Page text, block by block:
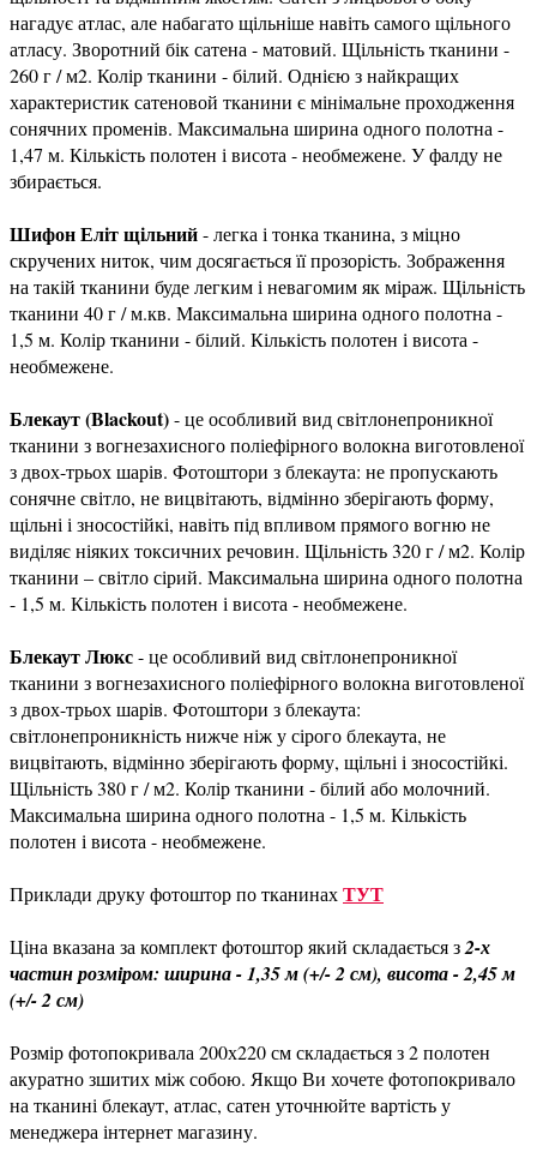
нагадує атлас, але набагато щільніше навіть самого щільного
атласу. Зворотний бік сатена - матовий. Щільність тканини -
260 г / м2. Колір тканини - білий. Однією з найкращих
характеристик сатеновой тканини є мінімальне проходження
сонячних променів. Максимальна ширина одного полотна -
1,47 м. Кількість полотен і висота - необмежене. У фалду не
збирається.
Шифон Еліт щільний- легка і тонка тканина, з міцно
скручених ниток, чим досягається її прозорість. Зображення
на такій тканини буде легким і невагомим як міраж. Щільність
тканини 40 г / м.кв. Максимальна ширина одного полотна -
1,5 м. Колір тканини - білий. Кількість полотен і висота -
необмежене.
Блекаут (Blackout)- це особливий вид світлонепроникної
тканини з вогнезахисного поліефірного волокна виготовленої
з двох-трьох шарів. Фотоштори з блекаута: не пропускають
сонячне світло, не вицвітають, відмінно зберігають форму,
щільні і зносостійкі, навіть під впливом прямого вогню не
виділяє ніяких токсичних речовин. Щільність 320 г / м2. Колір
тканини – світло сірий. Максимальна ширина одного полотна
- 1,5 м. Кількість полотен і висота - необмежене.
Блекаут Люкс- це особливий вид світлонепроникної
тканини з вогнезахисного поліефірного волокна виготовленої
з двох-трьох шарів. Фотоштори з блекаута:
світлонепроникність нижче ніж у сірого блекаута, не
вицвітають, відмінно зберігають форму, щільні і зносостійкі.
Щільність 380 г / м2. Колір тканини - білий або молочний.
Максимальна ширина одного полотна - 1,5 м. Кількість
полотен і висота - необмежене.
Приклади друку фотоштор по тканинахТУТ
Ціна вказана за комплект фотоштор який складається з2-х
частин розміром: ширина - 1,35 м (+/- 2 см), висота - 2,45 м
(+/- 2 см)
Розмір фотопокривала 200х220 см складається з 2 полотен
акуратно зшитих між собою. Якщо Ви хочете фотопокривало
на тканині блекаут, атлас, сатен уточнюйте вартість у
менеджера інтернет магазину.